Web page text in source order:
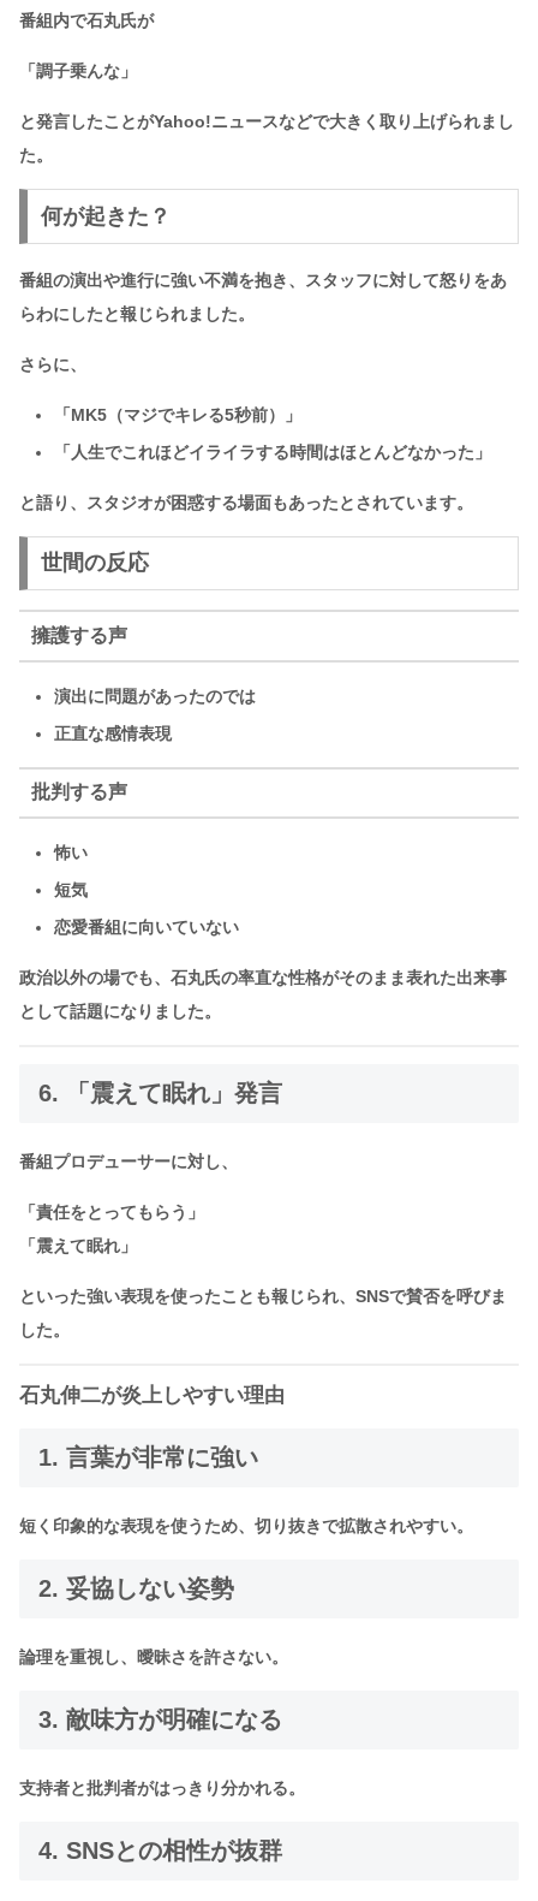
番組内で石丸氏が
「調子乗んな」
と発言したことがYahoo!ニュースなどで大きく取り上げられまし
た。
何が起きた？
番組の演出や進行に強い不満を抱き、スタッフに対して怒りをあ
らわにしたと報じられました。
さらに、
「MK5（マジでキレる5秒前）」
「人生でこれほどイライラする時間はほとんどなかった」
と語り、スタジオが困惑する場面もあったとされています。
世間の反応
擁護する声
演出に問題があったのでは
正直な感情表現
批判する声
怖い
短気
恋愛番組に向いていない
政治以外の場でも、石丸氏の率直な性格がそのまま表れた出来事
として話題になりました。
6. 「震えて眠れ」発言
番組プロデューサーに対し、
「責任をとってもらう」
「震えて眠れ」
といった強い表現を使ったことも報じられ、SNSで賛否を呼びま
した。
石丸伸二が炎上しやすい理由
1. 言葉が非常に強い
短く印象的な表現を使うため、切り抜きで拡散されやすい。
2. 妥協しない姿勢
論理を重視し、曖昧さを許さない。
3. 敵味方が明確になる
支持者と批判者がはっきり分かれる。
4. SNSとの相性が抜群